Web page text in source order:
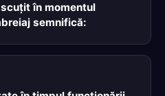
în momentul
semnifică: